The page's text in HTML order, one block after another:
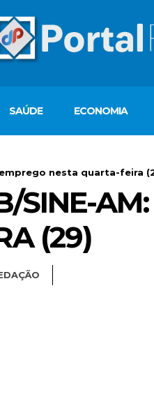
SAÚDE ECONOMIA
nesta quarta-feira
SINE-
(29)